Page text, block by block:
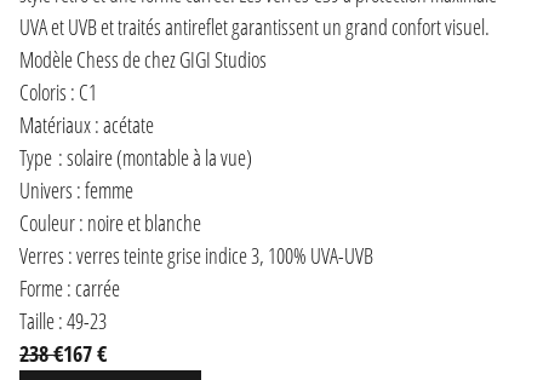
UVA et UVB et traités antireflet garantissent un grand confort visuel.
Modèle Chess de chez GIGI Studios
Coloris : C1
Matériaux : acétate
Type : solaire (montable à la vue)
Univers : femme
Couleur : noire et blanche
Verres : verres teinte grise indice 3, 100% UVA-UVB
Forme : carrée
Taille : 49-23
238 €167 €